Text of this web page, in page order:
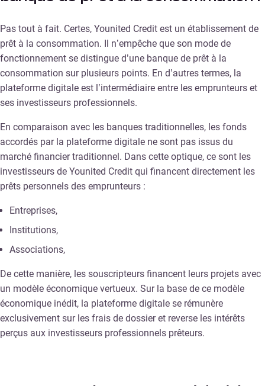
Pas tout à fait. Certes, Younited Credit est un établissement de
prêt à la consommation. Il n’empêche que son mode de
fonctionnement se distingue d’une banque de prêt à la
consommation sur plusieurs points. En d’autres termes, la
plateforme digitale est l’intermédiaire entre les emprunteurs et
ses investisseurs professionnels.
En comparaison avec les banques traditionnelles, les fonds
accordés par la plateforme digitale ne sont pas issus du
marché financier traditionnel. Dans cette optique, ce sont les
investisseurs de Younited Credit qui financent directement les
prêts personnels des emprunteurs :
Entreprises,
Institutions,
Associations,
De cette manière, les souscripteurs financent leurs projets avec
un modèle économique vertueux. Sur la base de ce modèle
économique inédit, la plateforme digitale se rémunère
exclusivement sur les frais de dossier et reverse les intérêts
perçus aux investisseurs professionnels prêteurs.